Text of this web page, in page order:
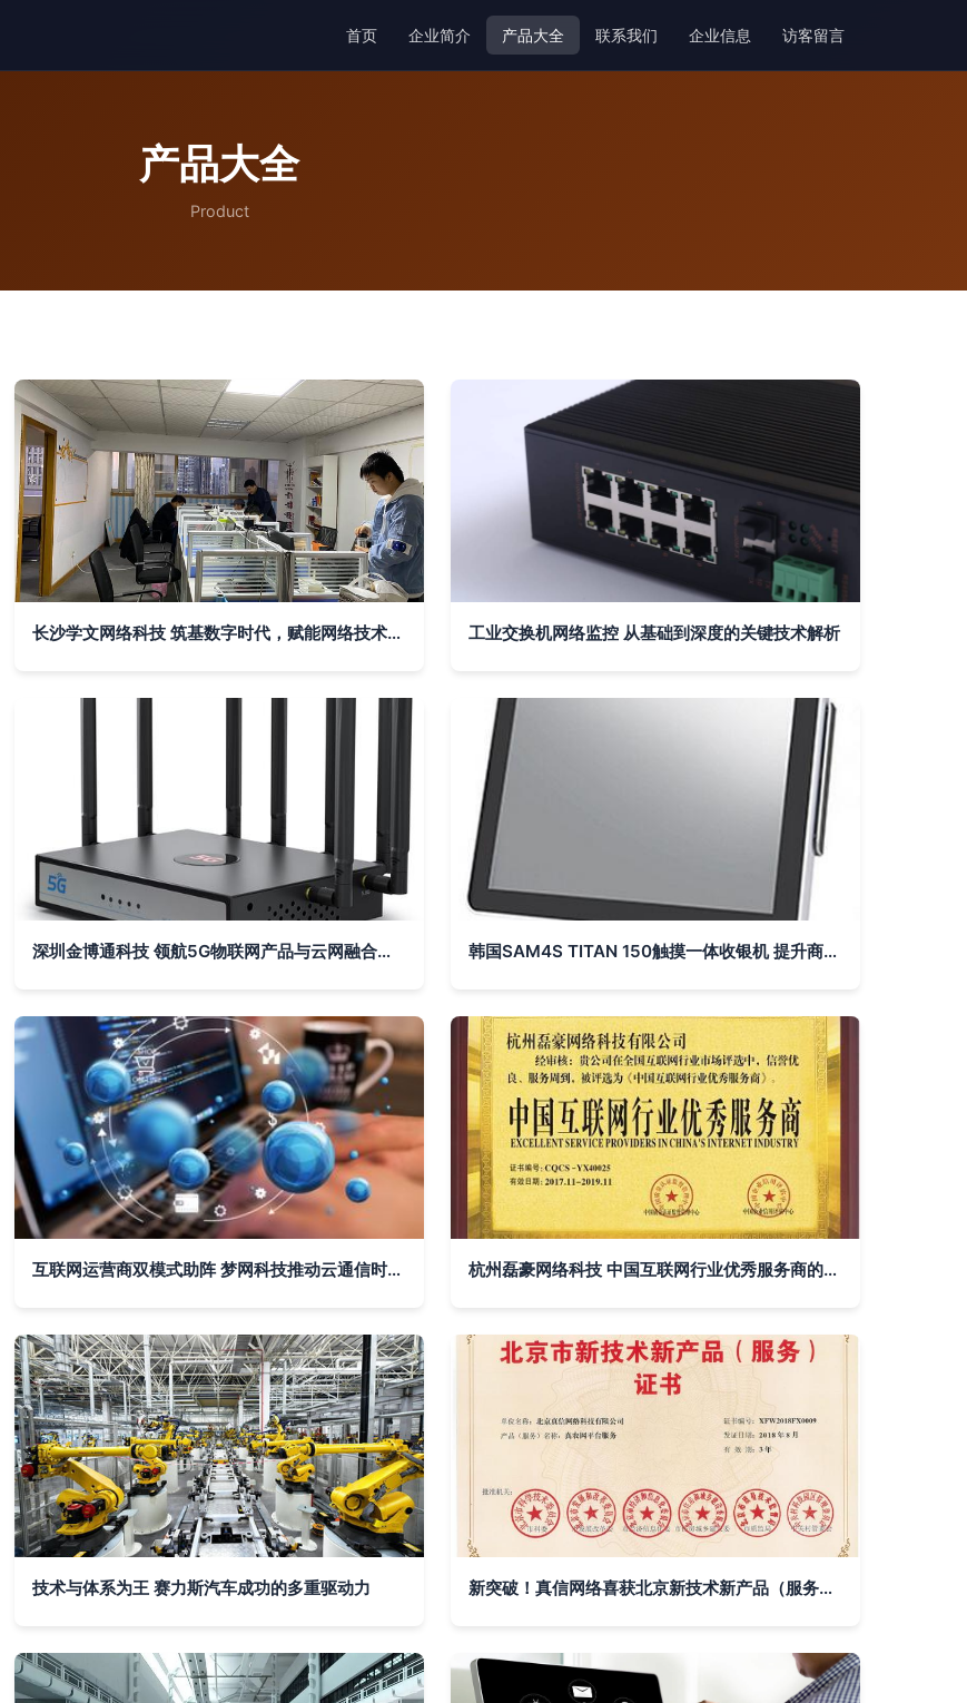
首页 企业简介 产品大全 联系我们 企业信息 访客留言
产品大全
Product
长沙学文网络科技 筑基数字时代，赋能网络技术服务新生态 工业交换机网络监控 从基础到深度的关键技术解析
深圳金博通科技 领航5G物联网产品与云网融合新未来 韩国SAM4S TITAN 150触摸一体收银机 提升商用效率的可靠选择
互联网运营商双模式助阵 梦网科技推动云通信时代加速裂变 杭州磊豪网络科技 中国互联网行业优秀服务商的网络技术新引擎
技术与体系为王 赛力斯汽车成功的多重驱动力 新突破！真信网络喜获北京新技术新产品（服务）认证